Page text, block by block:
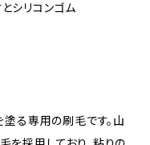
シリコンゴム
塗る専用の刷毛です。山